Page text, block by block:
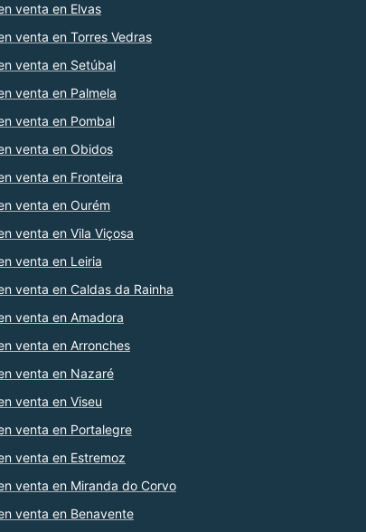
venta en Elvas
venta en Torres Vedras
venta en Setúbal
venta en Palmela
venta en Pombal
venta en Obidos
venta en Fronteira
venta en Ourém
venta en Vila Viçosa
venta en Leiria
venta en Caldas da Rainha
venta en Amadora
venta en Arronches
venta en Nazaré
venta en Viseu
venta en Portalegre
venta en Estremoz
venta en Miranda do Corvo
venta en Benavente